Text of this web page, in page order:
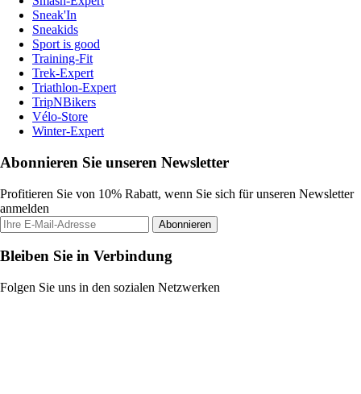
Sneak'In
Sneakids
Sport is good
Training-Fit
Trek-Expert
Triathlon-Expert
TripNBikers
Vélo-Store
Winter-Expert
Abonnieren Sie unseren Newsletter
Profitieren Sie von 10% Rabatt, wenn Sie sich für unseren Newsletter
anmelden
Abonnieren
Bleiben Sie in Verbindung
Folgen Sie uns in den sozialen Netzwerken